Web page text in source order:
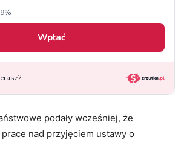
podały wcześniej, że
prace nad przyjęciem ustawy o